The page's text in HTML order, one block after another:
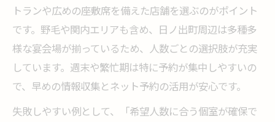
トランや広めの座敷席を備えた店舗を選ぶのがポイント
です。野毛や関内エリアも含め、日ノ出町周辺は多種多
様な宴会場が揃っているため、人数ごとの選択肢が充実
しています。週末や繁忙期は特に予約が集中しやすいの
で、早めの情報収集とネット予約の活用が安心です。
失敗しやすい例として、「希望人数に合う個室が確保で